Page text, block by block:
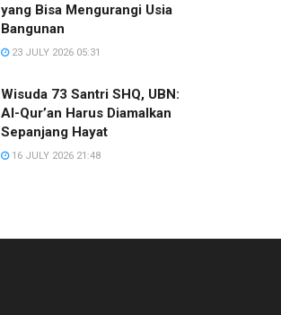
yang Bisa Mengurangi Usia
Bangunan
23 JULY 2026 05:31
Wisuda 73 Santri SHQ, UBN:
Al-Qur’an Harus Diamalkan
Sepanjang Hayat
16 JULY 2026 21:48